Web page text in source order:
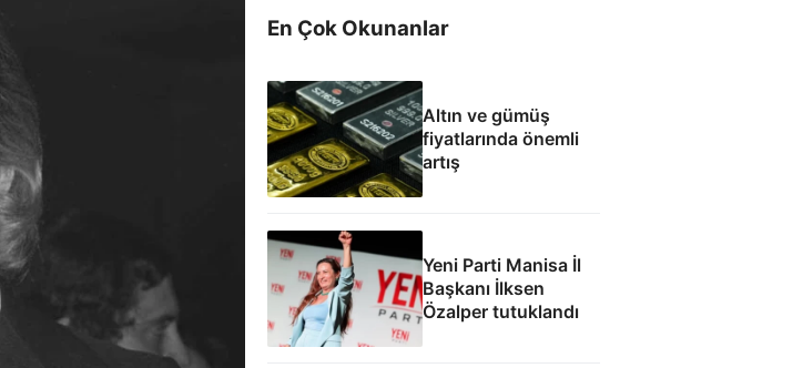
En Çok Okunanlar
Altın ve gümüş
fiyatlarında önemli
artış
Yeni Parti Manisa İl
Başkanı İlksen
Özalper tutuklandı